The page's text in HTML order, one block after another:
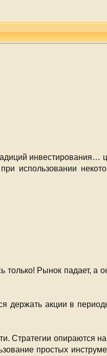
инвестирования…
использовании
Рынок падает, а
держать акции в
Стратегии опираются
простых